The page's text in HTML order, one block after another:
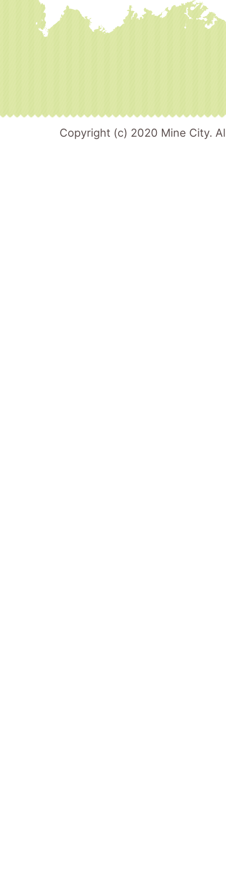
Copyright (c) 2020 Mine City.